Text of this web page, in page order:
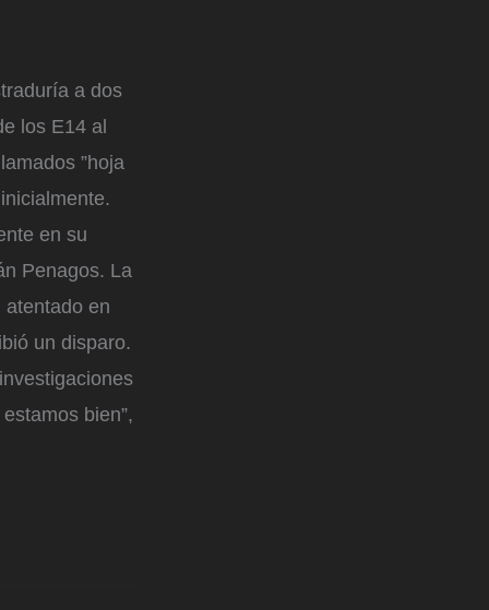
a dos
los E14 al
”hoja
en su
Penagos. La
atentado en
un disparo.
bien”,